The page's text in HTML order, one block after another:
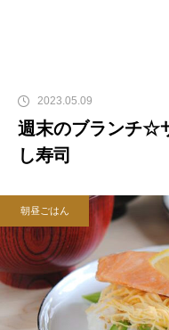
2023.05.09
週末のブランチ☆
し寿司
朝昼ごはん